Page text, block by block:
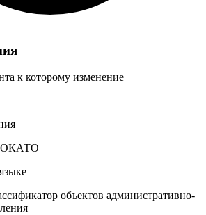
к которому изменение
ОКАТО
объектов административно-